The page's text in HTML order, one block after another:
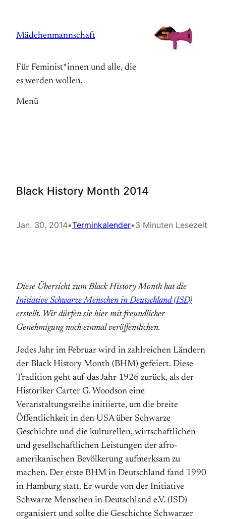
springen
Mädchenmannschaft
Für Feminist*innen und alle, die
es werden wollen.
Menü
Black History Month 2014
Jan. 30, 2014•Terminkalender•3 Minuten Lesezeit
Diese Übersicht zum Black History Month hat die
Initiative Schwarze Menschen in Deutschland (ISD)
erstellt. Wir dürfen sie hier mit freundlicher
Genehmigung noch einmal veröffentlichen.
Jedes Jahr im Februar wird in zahlreichen Ländern
der Black History Month (BHM) gefeiert. Diese
Tradition geht auf das Jahr 1926 zurück, als der
Historiker Carter G. Woodson eine
Veranstaltungsreihe initiierte, um die breite
Öffentlichkeit in den USA über Schwarze
Geschichte und die kulturellen, wirtschaftlichen
und gesellschaftlichen Leistungen der afro-
amerikanischen Bevölkerung aufmerksam zu
machen. Der erste BHM in Deutschland fand 1990
in Hamburg statt. Er wurde von der Initiative
Schwarze Menschen in Deutschland e.V. (ISD)
organisiert und sollte die Geschichte Schwarzer